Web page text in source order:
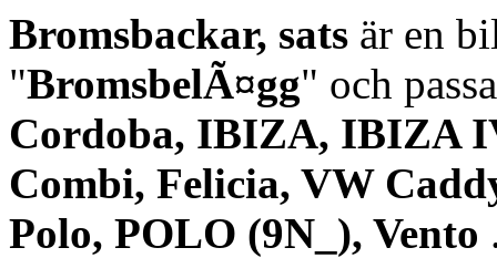
Bromsbackar, sats är en
"BromsbelÃ¤gg" och
Cordoba, IBIZA, IBIZA
Combi, Felicia, VW
Polo, POLO (9N_), Vento